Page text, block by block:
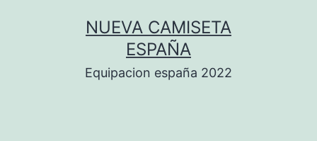
NUEVA CAMISETA
ESPAÑA
Equipacion españa 2022